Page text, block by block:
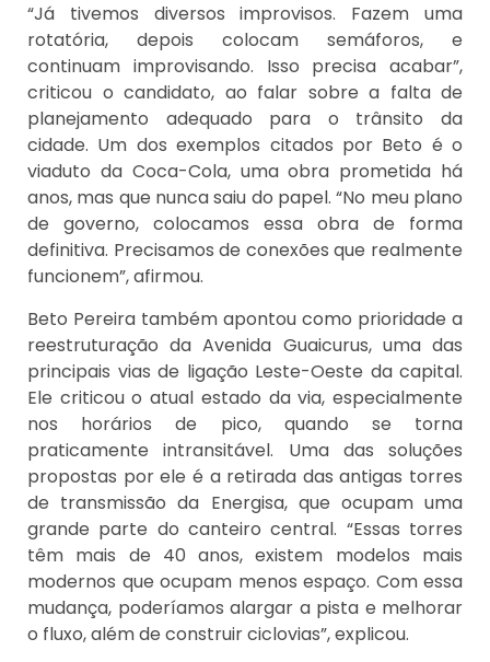
“Já tivemos diversos improvisos. Fazem uma
rotatória, depois colocam semáforos, e
continuam improvisando. Isso precisa acabar”,
criticou o candidato, ao falar sobre a falta de
planejamento adequado para o trânsito da
cidade. Um dos exemplos citados por Beto é o
viaduto da Coca-Cola, uma obra prometida há
anos, mas que nunca saiu do papel. “No meu plano
de governo, colocamos essa obra de forma
definitiva. Precisamos de conexões que realmente
funcionem”, afirmou.
Beto Pereira também apontou como prioridade a
reestruturação da Avenida Guaicurus, uma das
principais vias de ligação Leste-Oeste da capital.
Ele criticou o atual estado da via, especialmente
nos horários de pico, quando se torna
praticamente intransitável. Uma das soluções
propostas por ele é a retirada das antigas torres
de transmissão da Energisa, que ocupam uma
grande parte do canteiro central. “Essas torres
têm mais de 40 anos, existem modelos mais
modernos que ocupam menos espaço. Com essa
mudança, poderíamos alargar a pista e melhorar
o fluxo, além de construir ciclovias”, explicou.